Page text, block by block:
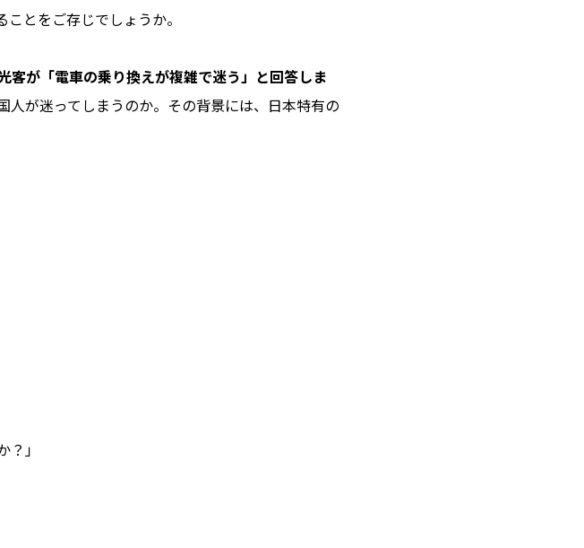
とをご存じでしょうか。
客が「電車の乗り換えが複雑で迷う」と回答しま
が迷ってしまうのか。その背景には、日本特有の
」